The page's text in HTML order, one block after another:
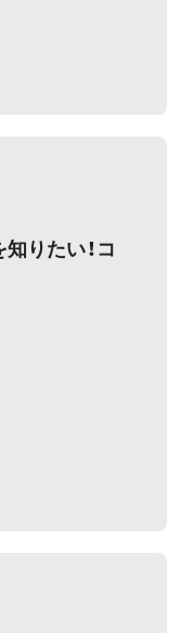
りたい！コ